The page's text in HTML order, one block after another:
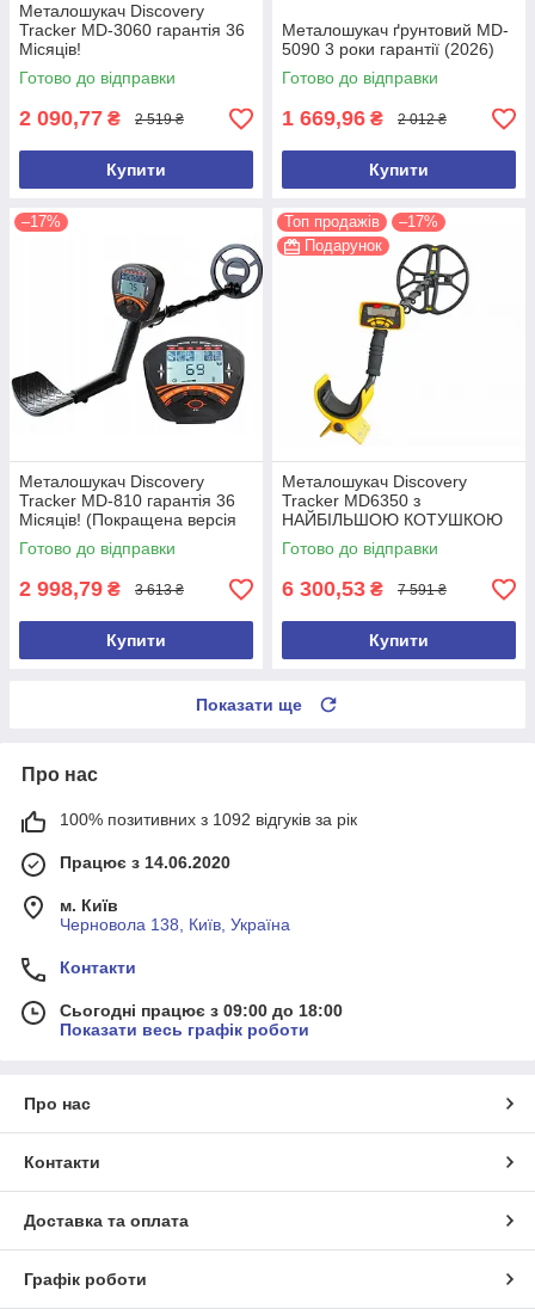
Металошукач Discovery
Tracker MD-3060 гарантія 36
Місяців!
Готово до відправки
2 090,77 ₴ 2 519 ₴
Купити
Металошукач ґрунтовий MD-
5090 3 роки гарантії (2026)
Готово до відправки
1 669,96 ₴ 2 012 ₴
Купити
–17%
Металошукач Discovery
Tracker MD-810 гарантія 36
Місяців! (Покращена версія
2026 року)
Готово до відправки
2 998,79 ₴ 3 613 ₴
Купити
Топ продажів
–17%
Подарунок
Металошукач Discovery
Tracker MD6350 з
НАЙБІЛЬШОЮ КОТУШКОЮ
15 дюймів
Готово до відправки
6 300,53 ₴ 7 591 ₴
Купити
Показати ще
Про нас
100% позитивних з 1092 відгуків за рік
Працює з 14.06.2020
м. Київ
Черновола 138, Київ, Україна
Контакти
Сьогодні працює з 09:00 до 18:00
Показати весь графік роботи
Про нас
Контакти
Доставка та оплата
Графік роботи